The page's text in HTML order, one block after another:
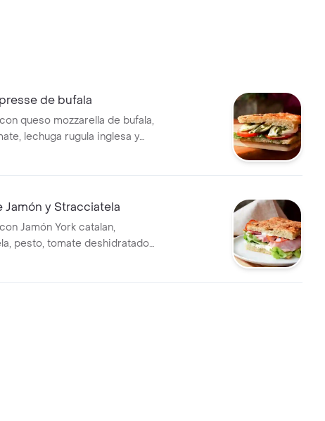
de bufala
queso mozzarella de bufala,
lechuga rugula inglesa y
balsámico.
Jamón y Stracciatela
Jamón York catalan,
pesto, tomate deshidratado,